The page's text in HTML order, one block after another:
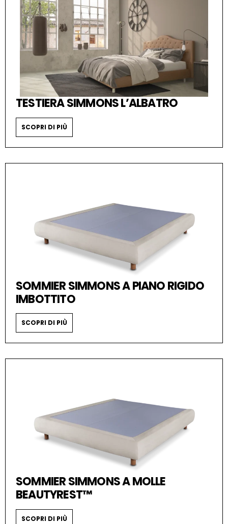
TESTIERA SIMMONS L’ALBATRO
SCOPRI DI PIÙ
SOMMIER SIMMONS A PIANO RIGIDO
IMBOTTITO
SCOPRI DI PIÙ
SOMMIER SIMMONS A MOLLE
BEAUTYREST™
SCOPRI DI PIÙ